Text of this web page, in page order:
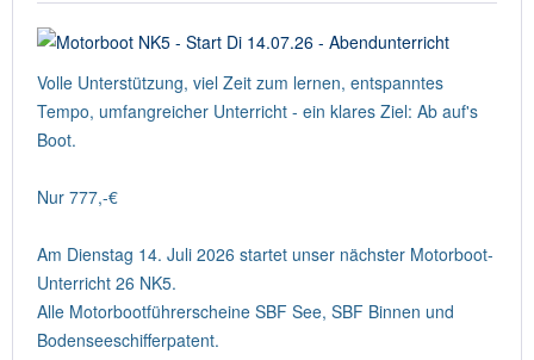
Volle Unterstützung, viel Zeit zum lernen, entspanntes
Tempo, umfangreicher Unterricht - ein klares Ziel: Ab auf's
Boot.
Nur 777,-€
Am Dienstag 14. Juli 2026 startet unser nächster Motorboot-
Unterricht 26 NK5.
Alle Motorbootführerscheine SBF See, SBF Binnen und
Bodenseeschifferpatent.